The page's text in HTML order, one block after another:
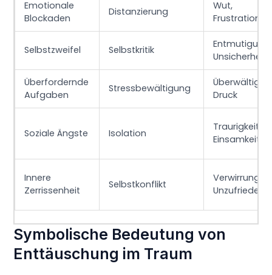
Emotionale
Blockaden
Distanzierung
Wut,
Frustration
Selbstzweifel Selbstkritik
Entmutigung,
Unsicherheit
Überfordernde
Aufgaben
Stressbewältigung
Druck
Soziale Ängste Isolation
Traurigkeit,
Einsamkeit
Innere
Zerrissenheit
Selbstkonflikt
Verwirrung,
Symbolische Bedeutung von
Enttäuschung im Traum